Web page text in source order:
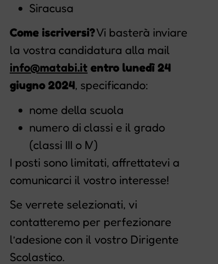
Siracusa
Come iscriversi?Vi basterà inviare
la vostra candidatura alla mail
info@matabi.it entro lunedì 24
giugno 2024, specificando:
nome della scuola
numero di classi e il grado
(classi III o IV)
I posti sono limitati, affrettatevi a
comunicarci il vostro interesse!
Se verrete selezionati, vi
contatteremo per perfezionare
l’adesione con il vostro Dirigente
Scolastico.